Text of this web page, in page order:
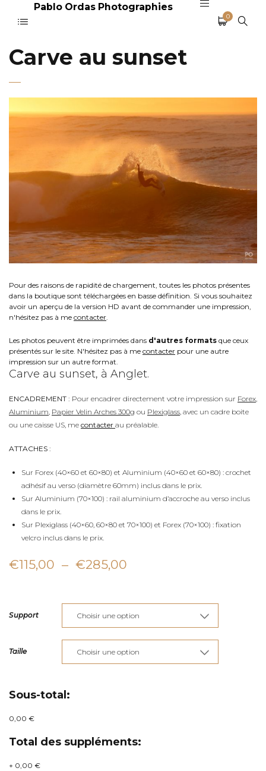
Pablo Ordas Photographies
0
Carve au sunset
Pour des raisons de rapidité de chargement, toutes les photos présentes
dans la boutique sont téléchargées en basse définition. Si vous souhaitez
avoir un aperçu de la version HD avant de commander une impression,
n'hésitez pas à me contacter
Les photos peuvent être imprimées dans d'autres formats que ceux
présentés sur le site. N'hésitez pas à me contacter pour une autre
impression sur un autre format.
Carve au sunset, à Anglet.
ENCADREMENT : Pour encadrer directement votre impression sur Forex
Aluminium Papier Velin Arches 300g ou Plexiglass , avec un cadre boite
ou une caisse US, me contacter au préalable.
ATTACHES :
Sur Forex (40×60 et 60×80) et Aluminium (40×60 et 60×80) : crochet
adhésif au verso (diamètre 60mm) inclus dans le prix.
Sur Aluminium (70×100) : rail aluminium d’accroche au verso inclus
dans le prix.
Sur Plexiglass (40×60, 60×80 et 70×100) et Forex (70×100) : fixation
velcro inclus dans le prix.
€115,00 – €285,00
prix :
€115,00
à
€285,00
Support
Taille
Sous-total:
0,00 €
Total des suppléments:
+ 0,00 €